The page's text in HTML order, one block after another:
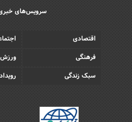
سرویس‌های
اقتصادی
فرهنگی
ورزش
سبک زندگی
رویداد